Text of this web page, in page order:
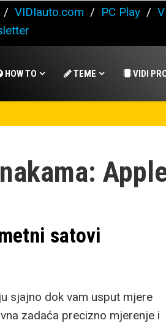
/ VIDIauto.com / PC Play /
HOW TO TEME VIDI
satovi
sjajno dok vam usput mjere
zadaća precizno mjerenje i